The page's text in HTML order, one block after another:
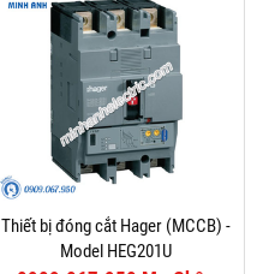
Thiết bị đóng cắt Hager (MCCB) -
Model HEG201U